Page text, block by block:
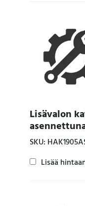
Lisävalon
SKU:
Lisää